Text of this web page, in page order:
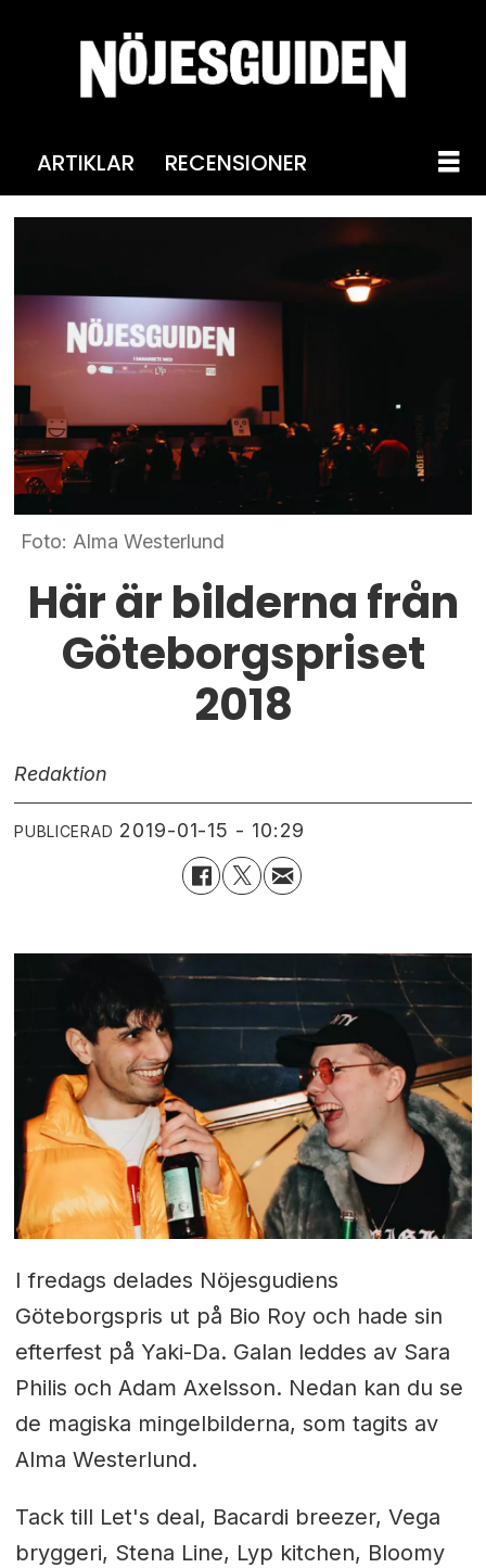
ARTIKLAR RECENSIONER
Foto: Alma Westerlund
Här är bilderna från
Göteborgspriset
2018
Redaktion
PUBLICERAD 2019-01-15 - 10:29
I fredags delades Nöjesgudiens
Göteborgspris ut på Bio Roy och hade sin
efterfest på Yaki-Da. Galan leddes av Sara
Philis och Adam Axelsson. Nedan kan du se
de magiska mingelbilderna, som tagits av
Alma Westerlund.
Tack till Let's deal, Bacardi breezer, Vega
bryggeri, Stena Line, Lyp kitchen, Bloomy